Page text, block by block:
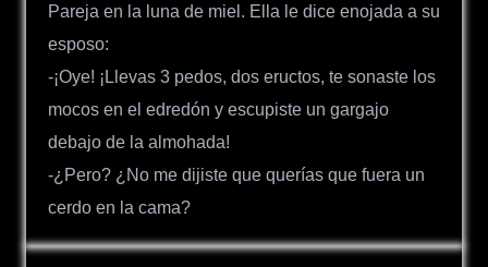
Pareja en la luna de miel. Ella le dice enojada a su
esposo:
-¡Oye! ¡Llevas 3 pedos, dos eructos, te sonaste los
mocos en el edredón y escupiste un gargajo
debajo de la almohada!
-¿Pero? ¿No me dijiste que querías que fuera un
cerdo en la cama?